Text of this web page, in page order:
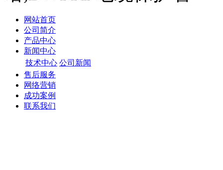
网站首页
公司简介
产品中心
新闻中心
技术中心 公司新闻
售后服务
网络营销
成功案例
联系我们